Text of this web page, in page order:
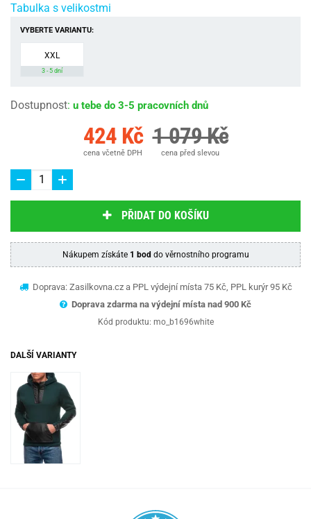
Tabulka s velikostmi
VYBERTE VARIANTU:
XXL
3 - 5 dní
Dostupnost: u tebe do 3-5 pracovních dnů
424 Kč
cena včetně DPH
1 079 Kč
cena před slevou
PŘIDAT DO KOŠÍKU
Nákupem získáte 1 bod do věrnostního programu
Doprava: Zasilkovna.cz a PPL výdejní místa 75 Kč, PPL kurýr 95 Kč
Doprava zdarma na výdejní místa nad 900 Kč
Kód produktu: mo_b1696white
DALŠÍ VARIANTY